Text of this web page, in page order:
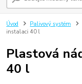
Úvod Palivový systém
instalaci 40 l
Plastová
40 l